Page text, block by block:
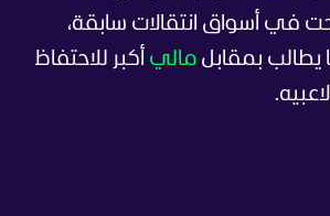
في أسواق انتقالات سابقة،
يطالب بمقابل مالي أكبر للاحتفاظ